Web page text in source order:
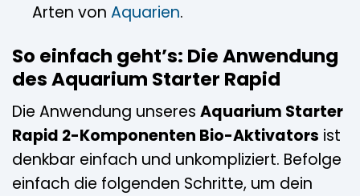
Arten von Aquarien.
So einfach geht’s: Die Anwendung
des Aquarium Starter Rapid
Die Anwendung unseres Aquarium Starter
Rapid 2-Komponenten Bio-Aktivators ist
denkbar einfach und unkompliziert. Befolge
einfach die folgenden Schritte, um dein